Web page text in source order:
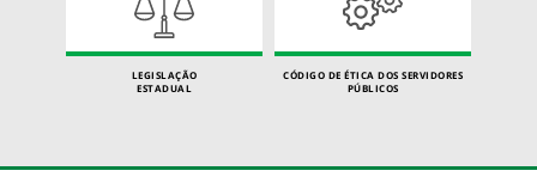
LEGISLAÇÃO
ESTADUAL
CÓDIGO DE ÉTICA DOS SERVIDORES
PÚBLICOS